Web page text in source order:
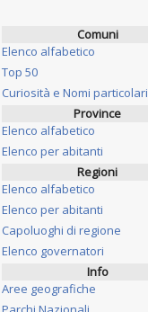
Comuni
Elenco alfabetico
Top 50
Curiosità e Nomi particolari
Province
Elenco alfabetico
Elenco per abitanti
Regioni
Elenco alfabetico
Elenco per abitanti
Capoluoghi di regione
Elenco governatori
Info
Aree geografiche